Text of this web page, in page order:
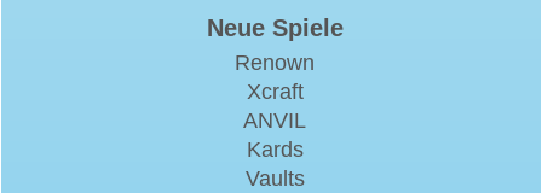
Neue Spiele
Renown
Xcraft
ANVIL
Kards
Vaults